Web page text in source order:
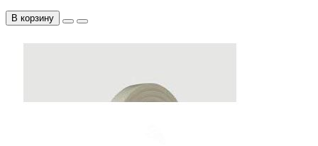
В корзину